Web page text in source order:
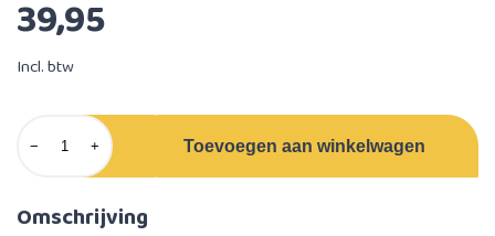
39,95
Incl. btw
− + Toevoegen aan winkelwagen
Omschrijving